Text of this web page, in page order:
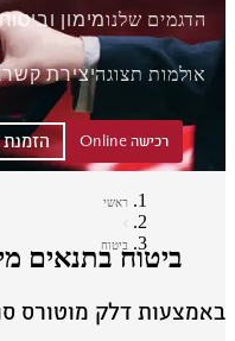
הדגמים שלנומימון וביטוח
אולמות תצוגהיצירת קשר
רכישה Online הזמנת
ראשי
ביטוח
ביטוח בתנאים
דלק מוטורס סוכנות